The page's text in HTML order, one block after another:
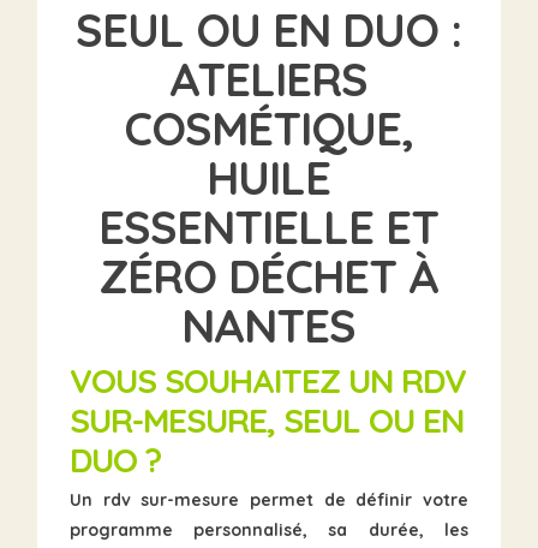
SEUL OU EN DUO :
ATELIERS
COSMÉTIQUE,
HUILE
ESSENTIELLE ET
ZÉRO DÉCHET À
NANTES
VOUS SOUHAITEZ UN RDV
SUR-MESURE, SEUL OU EN
DUO ?
Un rdv sur-mesure permet de définir votre
programme personnalisé, sa durée, les